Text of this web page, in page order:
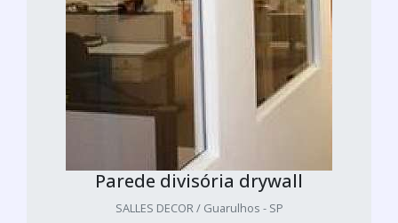
Parede divisória drywall
SALLES DECOR / Guarulhos - SP